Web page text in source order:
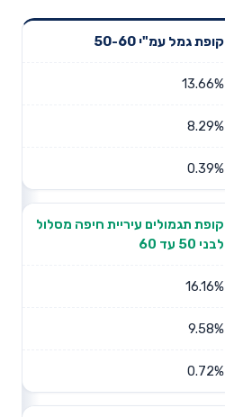
תשואה
קופת גמל עמ"י 50-60
13.66%
8.29%
0.39%
קופת תגמולים עיריית חיפה מסלול
לבני 50 עד 60
16.16%
9.58%
0.72%